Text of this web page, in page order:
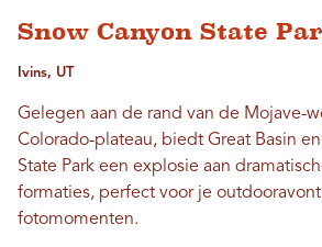
Snow Canyon State
Ivins, UT
Gelegen aan de rand van de Mojave-
Colorado-plateau, biedt Great Basin
State Park een explosie aan
formaties, perfect voor je
fotomomenten.